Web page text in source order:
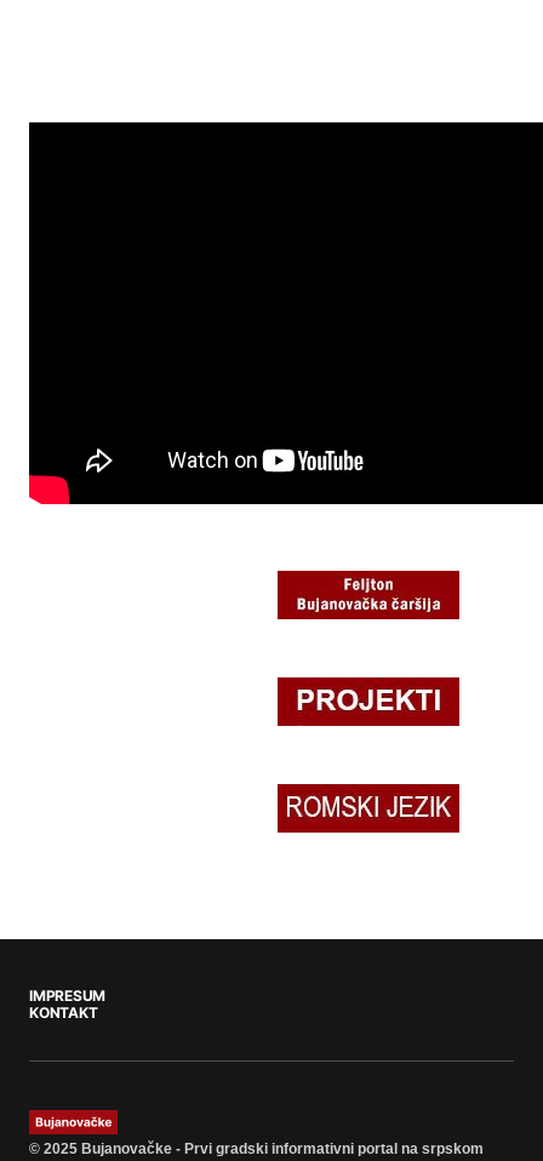
IMPRESUM
KONTAKT
© 2025 Bujanovačke - Prvi gradski informativni portal na srpskom